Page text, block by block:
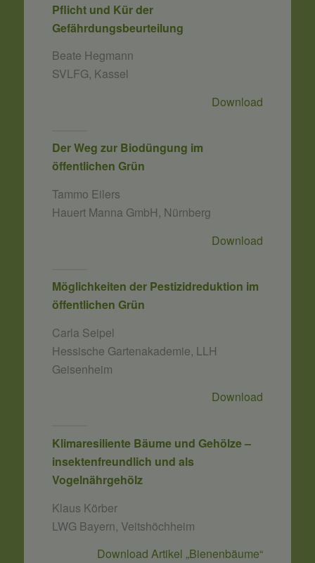
Pflicht und Kür der
Gefährdungsbeurteilung
Beate Hegmann
SVLFG, Kassel
Download
Der Weg zur Biodüngung im
öffentlichen Grün
Tammo Eilers
Hauert Manna GmbH, Nürnberg
Download
Möglichkeiten der Pestizidreduktion im
öffentlichen Grün
Carla Seipel
Hessische Gartenakademie, LLH
Geisenheim
Download
Klimaresiliente Bäume und Gehölze –
insektenfreundlich und als
Vogelnährgehölz
Klaus Körber
LWG Bayern, Veitshöchheim
Download Artikel „Bienenbäume“